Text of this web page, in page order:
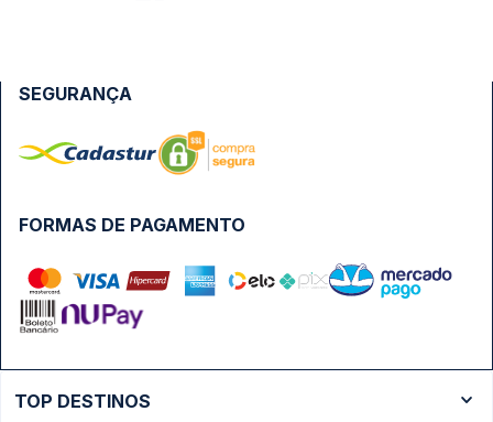
FORMAS DE PAGAMENTO
SEGURANÇA
TOP DESTINOS